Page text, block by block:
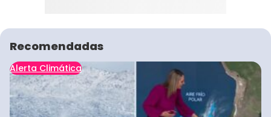
Recomendadas
Alerta Climática